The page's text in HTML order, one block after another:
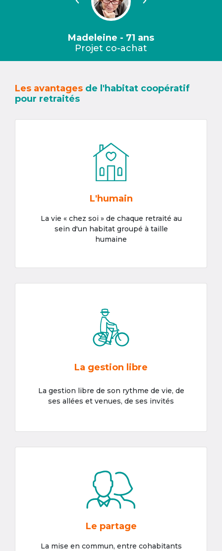
Précédent Suivant
Madeleine - 71 ans
Projet co-achat
Les avantages de l'habitat coopératif
pour retraités
L'humain
La vie « chez soi » de chaque retraité au
sein d'un habitat groupé à taille
humaine
La gestion libre
La gestion libre de son rythme de vie, de
ses allées et venues, de ses invités
Le partage
La mise en commun, entre cohabitants